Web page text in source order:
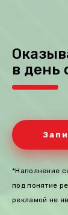
в день
*Наполнение
под понятие
рекламой не